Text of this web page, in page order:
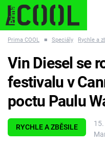
ESCAPE PLNEJ KOTEL
Témata
Prima COOL ■ Speciály Rychle a
RYCHLE A ZBĚSILE
Vin Diesel se
festivalu v
poctu Paulu